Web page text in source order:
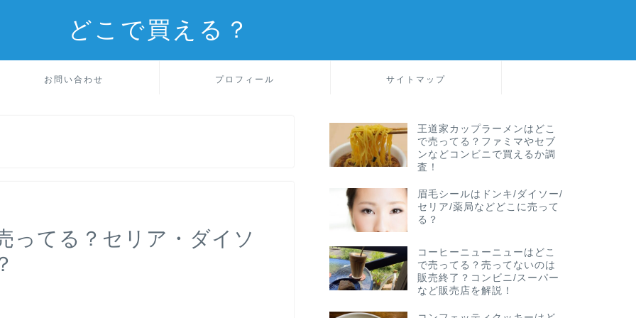
どこで買える？
お問い合わせ プロフィール サイトマップ
ってる？セリア・ダイソ
王道家カップラーメンはどこ
で売ってる？ファミマやセブ
ンなどコンビニで買えるか調
査！
眉毛シールはドンキ/ダイソー/
セリア/薬局などどこに売って
る？
コーヒーニューニューはどこ
で売ってる？売ってないのは
販売終了？コンビニ/スーパー
など販売店を解説！